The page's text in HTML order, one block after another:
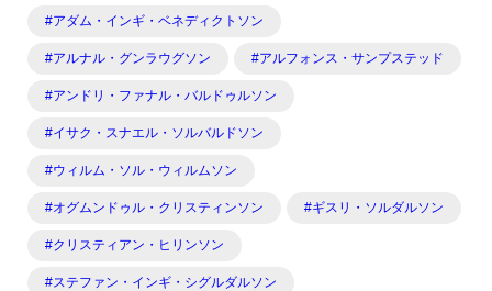
#アダム・インギ・ベネディクトソン
#アルナル・グンラウグソン #アルフォンス・サンプステッド
#アンドリ・ファナル・バルドゥルソン
#イサク・スナエル・ソルバルドソン
#ウィルム・ソル・ウィルムソン
#オグムンドゥル・クリスティンソン #ギスリ・ソルダルソン
#クリスティアン・ヒリンソン
#ステファン・インギ・シグルダルソン